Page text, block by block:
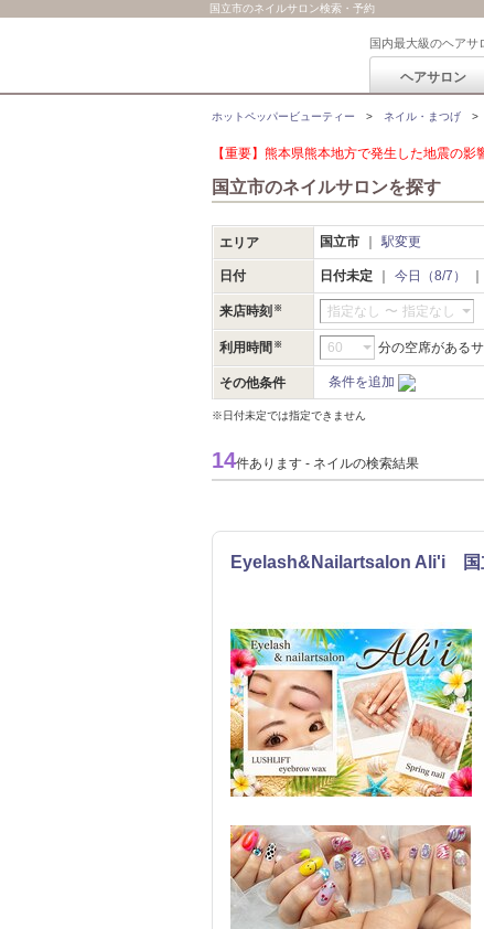
国立市のネイルサロン検索・予約
国内最大級のヘアサ
ヘアサロン
ホットペッパービューティー ネイル・まつげ
【重要】熊本県熊本地方で発生した地震の
国立市のネイルサロンを探す
エリア 国立市 駅変更
日付 日付未定 今日（8/7）
来店時刻 指定なし 〜 指定なし
利用時間 分の空席がある
その他条件 条件を追加
※日付未定では指定できません
14件あります - ネイルの検索結果
Eyelash&Nailartsalon Ali'i 国